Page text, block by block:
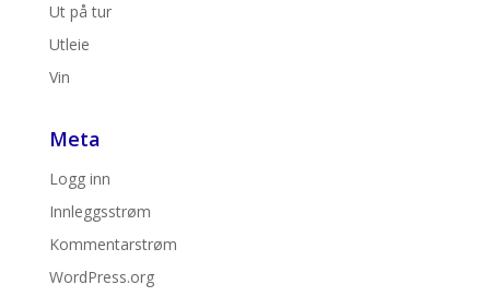
Ut på tur
Utleie
Vin
Meta
Logg inn
Innleggsstrøm
Kommentarstrøm
WordPress.org